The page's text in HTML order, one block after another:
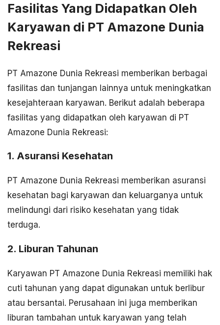
Fasilitas Yang Didapatkan Oleh
Karyawan di PT Amazone Dunia
Rekreasi
PT Amazone Dunia Rekreasi memberikan berbagai
fasilitas dan tunjangan lainnya untuk meningkatkan
kesejahteraan karyawan. Berikut adalah beberapa
fasilitas yang didapatkan oleh karyawan di PT
Amazone Dunia Rekreasi:
1. Asuransi Kesehatan
PT Amazone Dunia Rekreasi memberikan asuransi
kesehatan bagi karyawan dan keluarganya untuk
melindungi dari risiko kesehatan yang tidak
terduga.
2. Liburan Tahunan
Karyawan PT Amazone Dunia Rekreasi memiliki hak
cuti tahunan yang dapat digunakan untuk berlibur
atau bersantai. Perusahaan ini juga memberikan
liburan tambahan untuk karyawan yang telah